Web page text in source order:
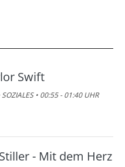
Swift
SOZIALES • 00:55 - 01:40 UHR
- Mit dem Herz